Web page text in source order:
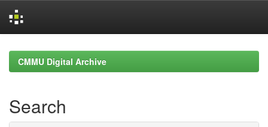
navigationCMMU Digital Archive
Search